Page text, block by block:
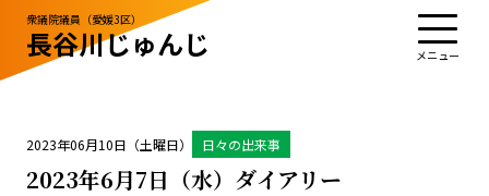
衆議院議員（愛媛3区）
長谷川じゅんじ
TOPプロフィール活動・実績
政治姿勢お知らせ応援する
2023年06月10日（土曜日） 日々の出来事
2023年6月7日（水）ダイアリー